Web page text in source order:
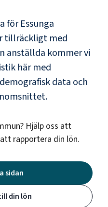
förEssunga
tillräckligt med
anställda kommer vi
här med
data och
? Hjälp oss att
rapportera din lön.
sidan
din lön